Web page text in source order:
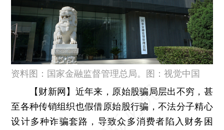
资料图：国家金融监督管理总局。图：视觉中国
【财新网】 近年来，原始股骗局层出不穷，甚
至各种传销组织也假借原始股行骗，不法分子精心
设计多种诈骗套路，导致众多消费者陷入财务困